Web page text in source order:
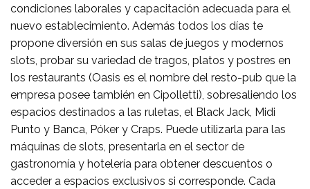
condiciones laborales y capacitación adecuada para el
nuevo establecimiento. Además todos los días te
propone diversión en sus salas de juegos y modernos
slots, probar su variedad de tragos, platos y postres en
los restaurants (Oasis es el nombre del resto-pub que la
empresa posee también en Cipolletti), sobresaliendo los
espacios destinados a las ruletas, el Black Jack, Midi
Punto y Banca, Póker y Craps. Puede utilizarla para las
máquinas de slots, presentarla en el sector de
gastronomía y hotelería para obtener descuentos o
acceder a espacios exclusivos si corresponde. Cada